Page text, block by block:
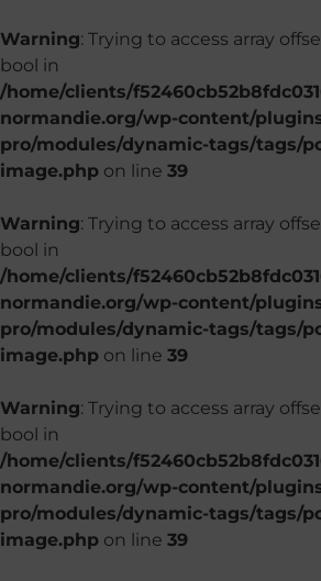
Warning: Trying to access array
bool in
/home/clients/
normandie.org/wp-content/
pro/modules/dynamic-tags/tags/
image.php on line 39
Warning: Trying to access array
bool in
/home/clients/
normandie.org/wp-content/
pro/modules/dynamic-tags/tags/
image.php on line 39
Warning: Trying to access array
bool in
/home/clients/
normandie.org/wp-content/
pro/modules/dynamic-tags/tags/
image.php on line 39